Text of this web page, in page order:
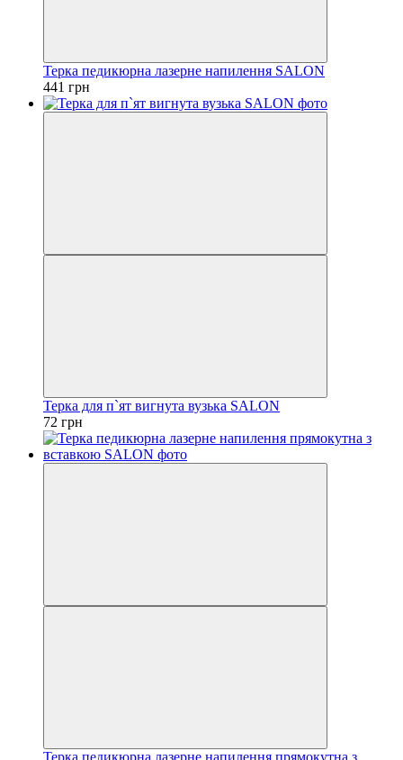
Терка педикюрна лазерне напилення SALON
441 грн
Терка для п`ят вигнута вузька SALON
72 грн
Терка педикюрна лазерне напилення прямокутна з